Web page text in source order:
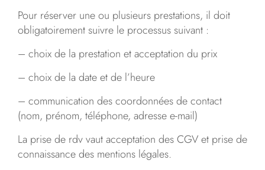
Pour réserver une ou plusieurs prestations, il doit
obligatoirement suivre le processus suivant :
– choix de la prestation et acceptation du prix
– choix de la date et de l’heure​
– communication des coordonnées de contact
(nom, prénom, téléphone, adresse e-mail)
La prise de rdv vaut acceptation des CGV et prise de
connaissance des mentions légales​.